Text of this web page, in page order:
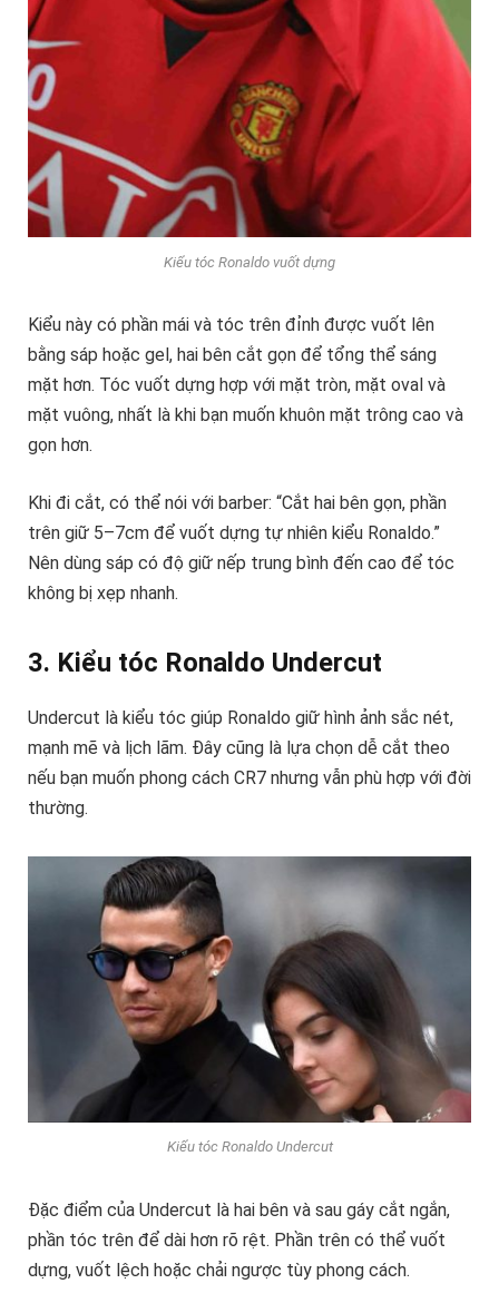
Kiểu tóc Ronaldo vuốt dựng
Kiểu này có phần mái và tóc trên đỉnh được vuốt lên
bằng sáp hoặc gel, hai bên cắt gọn để tổng thể sáng
mặt hơn. Tóc vuốt dựng hợp với mặt tròn, mặt oval và
mặt vuông, nhất là khi bạn muốn khuôn mặt trông cao và
gọn hơn.
Khi đi cắt, có thể nói với barber: “Cắt hai bên gọn, phần
trên giữ 5–7cm để vuốt dựng tự nhiên kiểu Ronaldo.”
Nên dùng sáp có độ giữ nếp trung bình đến cao để tóc
không bị xẹp nhanh.
3. Kiểu tóc Ronaldo Undercut
Undercut là kiểu tóc giúp Ronaldo giữ hình ảnh sắc nét,
mạnh mẽ và lịch lãm. Đây cũng là lựa chọn dễ cắt theo
nếu bạn muốn phong cách CR7 nhưng vẫn phù hợp với đời
thường.
Kiểu tóc Ronaldo Undercut
Đặc điểm của Undercut là hai bên và sau gáy cắt ngắn,
phần tóc trên để dài hơn rõ rệt. Phần trên có thể vuốt
dựng, vuốt lệch hoặc chải ngược tùy phong cách.